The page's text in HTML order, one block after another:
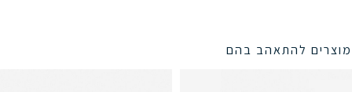
מוצרים להתאהב בהם